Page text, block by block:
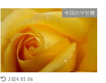
今日のマヤ暦
2024.05.06